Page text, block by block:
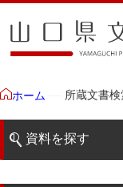
ホーム 所蔵文書
資料を探す